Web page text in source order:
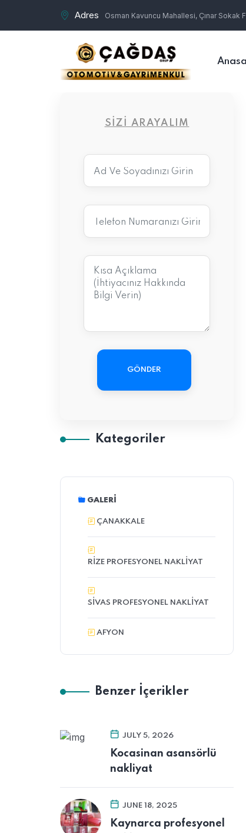
Adres Osman Kavuncu Mahallesi, Çınar Sokak
SIZI ARAYALIM
GÖNDER
Kategoriler
GALERI
ÇANAKKALE
RIZE PROFESYONEL NAKLIYAT
SIVAS PROFESYONEL NAKLIYAT
AFYON
Benzer İçerikler
JULY 5, 2026
Kocasinan asansörlü
nakliyat
JUNE 18, 2025
Kaynarca profesyonel